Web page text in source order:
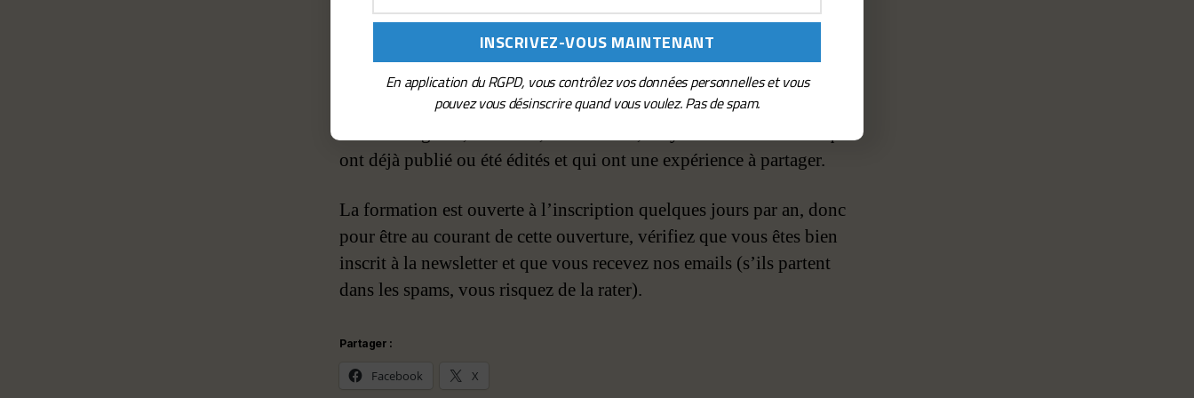
En plus de cela, il y a le forum, qui est une ressource à cultiver. Un
forum, c’est comme une auberge espagnole : on y trouve ce qu’on y
apporte. Mais là on trouve des gens passionnés par l’écriture de
ont déjà publié ou été édités et qui ont une expérience à partager.
La formation est ouverte à l’inscription quelques jours par an, donc
pour être au courant de cette ouverture, vérifiez que vous êtes bien
inscrit à la newsletter et que vous recevez nos emails (s’ils partent
dans les spams, vous risquez de la rater).
Partager :
Facebook X
En application du RGPD, vous contrôlez vos données personnelles et vous
pouvez vous désinscrire quand vous voulez. Pas de spam.